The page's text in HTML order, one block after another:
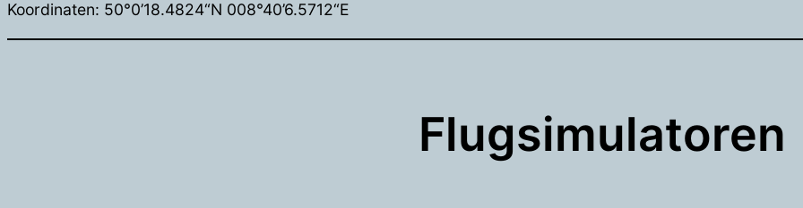
Koordinaten: 50°0’18.4824“N 008°40’6.5712“E
Flugsimulatoren